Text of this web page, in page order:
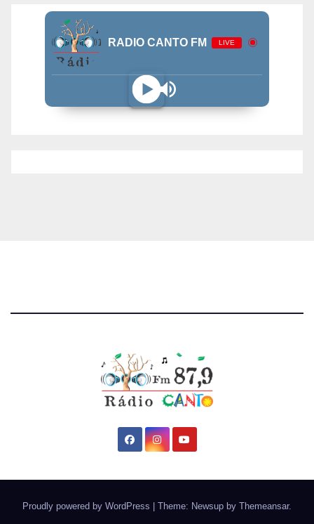
RADIO CANTO FM LIVE
Proudly powered by WordPress Theme: Newsup by Themeansar.